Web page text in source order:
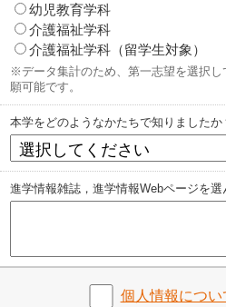
幼児教育学科
介護福祉学科
介護福祉学科（留学生対象）
※データ集計のため、第一志望を選択
願可能です。
本学をどのようなかたちで知りましたか
進学情報雑誌，進学情報Webページを
個人情報につい